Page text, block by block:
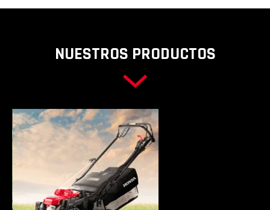
NUESTROS PRODUCTOS